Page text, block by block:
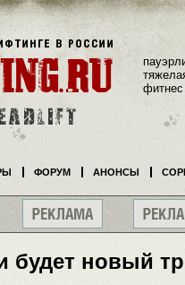
будет новый
фитнес
ФОРУМ АНОНСЫ